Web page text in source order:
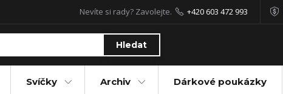
Hledat
Nevíte si rady? Zavolejte. +420 603 472 993
Svíčky Archiv Dárkové poukázky